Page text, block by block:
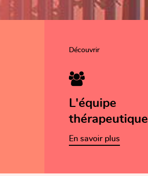
Découvrir
L'équipe
thérapeutique
En savoir plus